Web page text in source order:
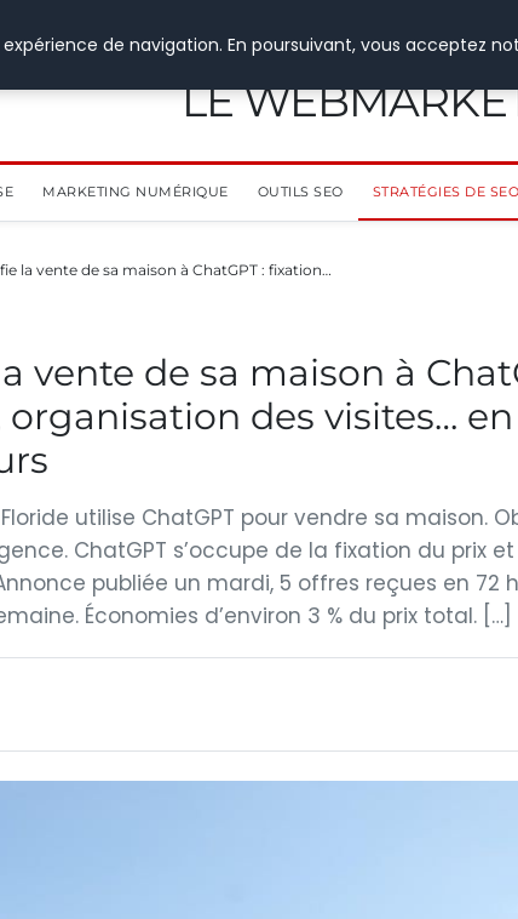
LE
MARKETING NUMÉRIQUE OUTILS SEO STRATÉGIES DE SEO
la vente de sa maison à ChatGPT : fixation…
vente de sa maison à
des visites… en
Floride utilise ChatGPT pour vendre sa maison.
ChatGPT s’occupe de la fixation du prix
publiée un mardi, 5 offres reçues en 72
Économies d’environ 3 % du prix total. […]
de navigation. En poursuivant, vous acceptez